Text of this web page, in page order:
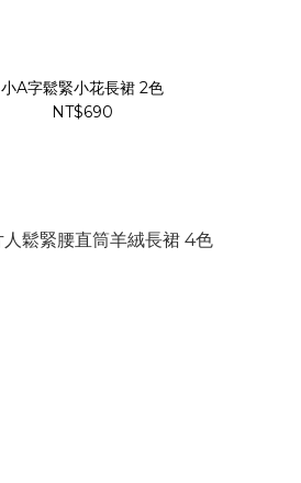
小A字鬆緊小花長裙 2色
NT$690